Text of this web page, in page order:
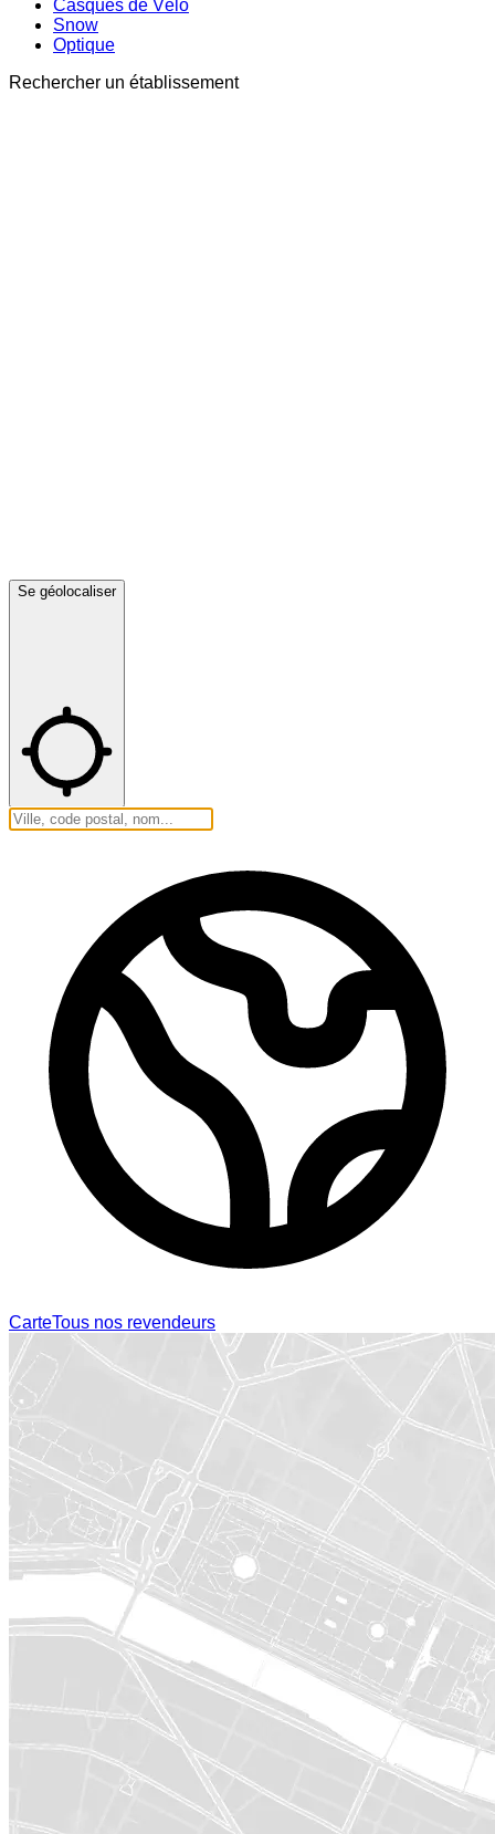
Casques de Vélo
Snow
Optique
Rechercher un établissement
Se géolocaliser
CarteTous nos revendeurs